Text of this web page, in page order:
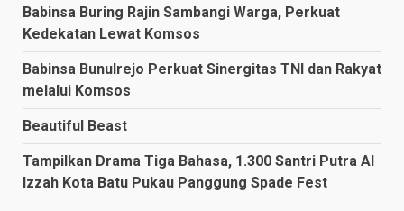
Babinsa Buring Rajin Sambangi Warga, Perkuat
Kedekatan Lewat Komsos
Babinsa Bunulrejo Perkuat Sinergitas TNI dan Rakyat
melalui Komsos
Beautiful Beast
Tampilkan Drama Tiga Bahasa, 1.300 Santri Putra Al
Izzah Kota Batu Pukau Panggung Spade Fest